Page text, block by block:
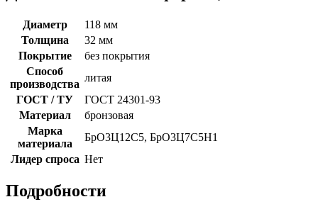
Диаметр
118 мм
Толщина
32 мм
Покрытие
без покрытия
Способ
производства
литая
ГОСТ / ТУ
ГОСТ 24301-93
Материал
бронзовая
Марка
материала
БрО3Ц12С5, БрО3Ц7С5Н1
Лидер спроса Нет
Подробности